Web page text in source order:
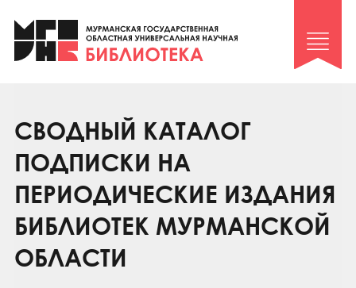
Клуб «Гиря и сельдерей»
Клуб «Семейный архив»
Коллегам
Контакты
СВОДНЫЙ КАТАЛОГ
ПОДПИСКИ НА
ПЕРИОДИЧЕСКИЕ ИЗДАНИЯ
БИБЛИОТЕК МУРМАНСКОЙ
ОБЛАСТИ